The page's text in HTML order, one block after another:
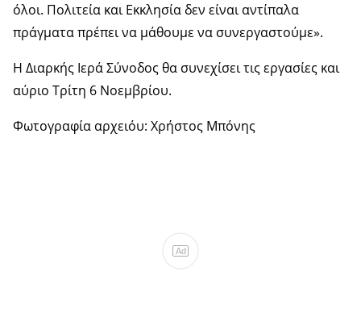
όλοι. Πολιτεία και Εκκλησία δεν είναι αντίπαλα
πράγματα πρέπει να μάθουμε να συνεργαστούμε».
Η Διαρκής Ιερά Σύνοδος θα συνεχίσει τις εργασίες και
αύριο Τρίτη 6 Νοεμβρίου.
Φωτογραφία αρχειόυ: Χρήστος Μπόνης
Ad